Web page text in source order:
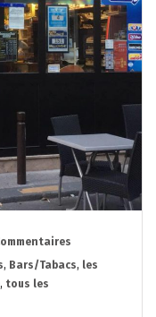
, Bars/Tabacs, les
, tous les